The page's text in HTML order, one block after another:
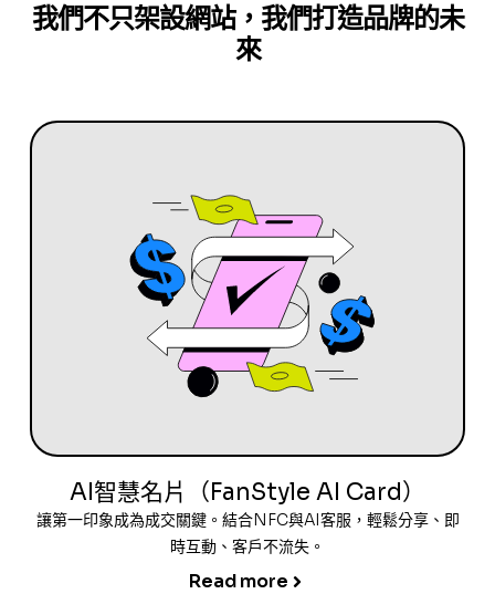
我們不只架設網站，我們打造品牌的未
來
AI智慧名片（FanStyle AI Card）
讓第一印象成為成交關鍵。結合NFC與AI客服，輕鬆分享、即
時互動、客戶不流失。
Read more